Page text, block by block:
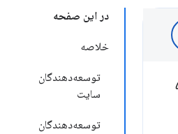
در این صفحه
خلاصه
توسعه‌دهندگان
سایت
توسعه‌دهندگان